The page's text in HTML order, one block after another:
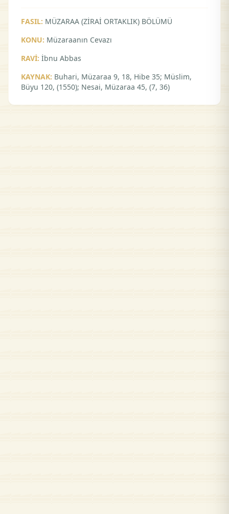
FASIL: MÜZARAA (ZİRAİ ORTAKLIK) BÖLÜMÜ
KONU: Müzaraanın Cevazı
RAVİ: İbnu Abbas
KAYNAK: Buhari, Müzaraa 9, 18, Hibe 35; Müslim,
Büyu 120, (1550); Nesai, Müzaraa 45, (7, 36)